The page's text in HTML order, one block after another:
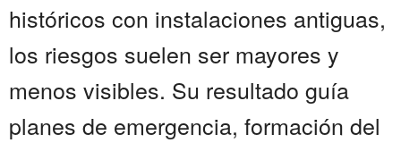
históricos con instalaciones antiguas,
los riesgos suelen ser mayores y
menos visibles. Su resultado guía
planes de emergencia, formación del